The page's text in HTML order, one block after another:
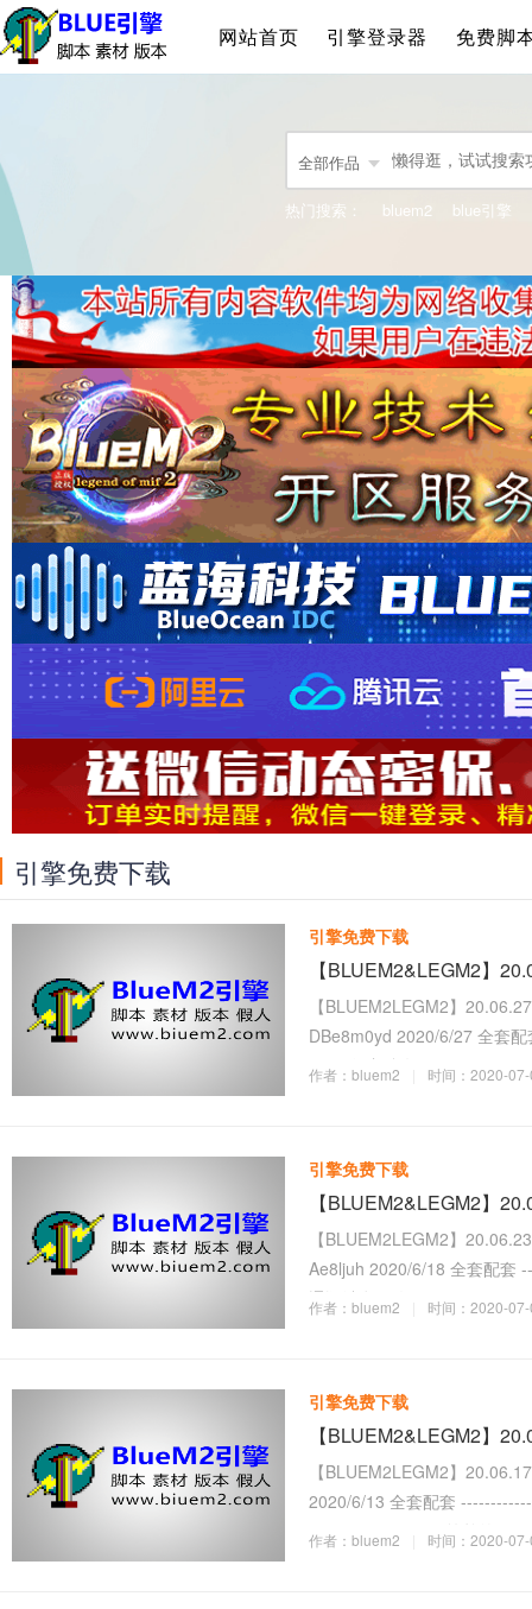
网站首页 引擎登录器 免费脚
全部作品
热门搜索： bluem2 blue引擎
引擎免费下载
引擎免费下载
【BLUEM2&LEGM2】
【BLUEM2LEGM2】
DBe8m0yd 2020/6/27 全套
Setup添加参数：ItemO
作者：bluem2 时间：2020-
引擎免费下载
【BLUEM2&LEGM2】
【BLUEM2LEGM2】
Ae8ljuh 2020/6/18 全套配
通讯消息修改，
作者：bluem2 时间：2020-
引擎免费下载
【BLUEM2&LEGM2】
【BLUEM2LEGM2】
2020/6/13 全套配套
rEquipments.txt // 简单的假
作者：bluem2 时间：2020-